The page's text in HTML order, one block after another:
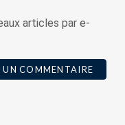
articles par e-